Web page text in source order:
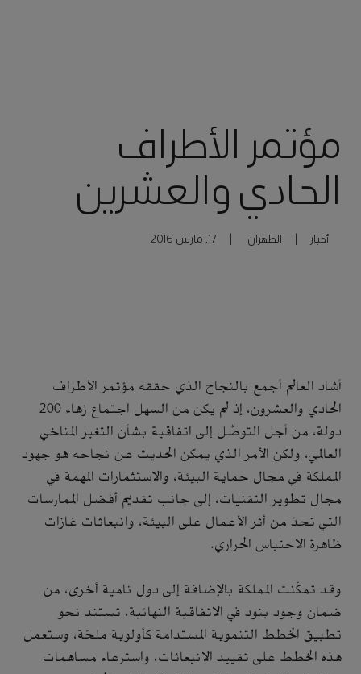
مؤتمر الأطراف
الحادي والعشرين
أخبار الظهران 17, مارس 2016
أشاد العالم أجمع بالنجاح الذي حققه مؤتمر الأطراف
الحادي والعشرون، إذ لم يكن من السهل اجتماع زهاء 200
دولة، من أجل التوصُّل إلى اتفاقية بشأن التغير المناخي
العالمي، ولكن الأمر الذي يمكن الحديث عن نجاحه هو جهود
المملكة في مجال حماية البيئة، والاستثمارات المهمة في
مجال تطوير التقنيات، إلى جانب تقديم أفضل الممارسات
التي تحدّ من أثر الأعمال على البيئة، وانبعاثات غازات
ظاهرة الاحتباس الحراري.
وقد تمكّنت المملكة بالإضافة إلى دول نامية أخرى، من
ضمان وجود بنود في الاتفاقية النهائية، تستند نحو
تطبيق الخطط التنموية المستدامة كأولوية ملحّة، وستعمل
هذه الخطط على تقييد الانبعاثات، واسترعاء مساهمات